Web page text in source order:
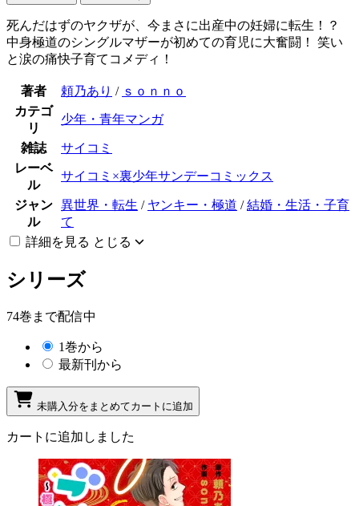
死んだはずのヤクザが、今まさに出産中の妊婦に転生！？
中身極道のシングルマザーが初めての育児に大奮闘！ 笑い
と涙の痛快子育てコメディ！
著者 頼乃あり / ｓｏｎｎｏ
カテゴ
リ
少年・青年マンガ
雑誌
サイコミ
レーベ
ル
サイコミ×裏少年サンデーコミックス
ジャン
ル
異世界・転生 / ヤンキー・極道 /結婚・生活・子育
て
詳細を見る とじる
シリーズ
74巻まで配信中
1巻から
最新刊から
未購入分をまとめてカートに追加
カートに追加しました